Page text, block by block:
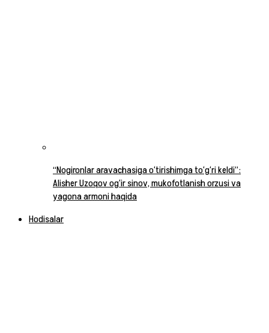
“Nogironlar aravachasiga o‘tirishimga to‘g‘ri keldi”:
Alisher Uzoqov og‘ir sinov, mukofotlanish orzusi va
yagona armoni haqida
Hodisalar